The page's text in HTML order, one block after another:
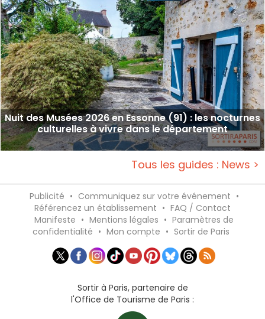
Nuit des Musées 2026 en Essonne (91) : les nocturnes
culturelles à vivre dans le département
Tous les guides : News >
Publicité • Communiquez sur votre événement •
Référencez un établissement • FAQ / Contact
Manifeste • Mentions légales • Paramètres de
confidentialité • Mon compte • Sortir de Paris
Sortir à Paris, partenaire de
l'Office de Tourisme de Paris :